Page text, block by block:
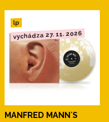
lp
vychádza 27. 11. 2026
MANFRED MANN´S